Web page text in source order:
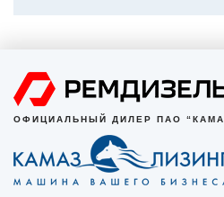
ОФИЦИАЛЬНЫЙ ДИЛЕР ПАО